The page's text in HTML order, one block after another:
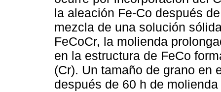
la aleación Fe-Co después
mezcla de una solución
FeCoCr, la molienda
en la estructura de FeCo
(Cr). Un tamaño de grano en
después de 60 h de molienda